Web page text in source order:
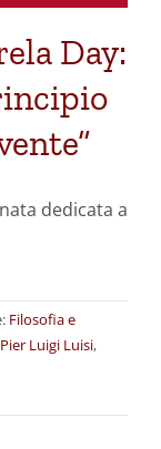
Day:
dedicata a
Filosofia e
Pier Luigi Luisi,